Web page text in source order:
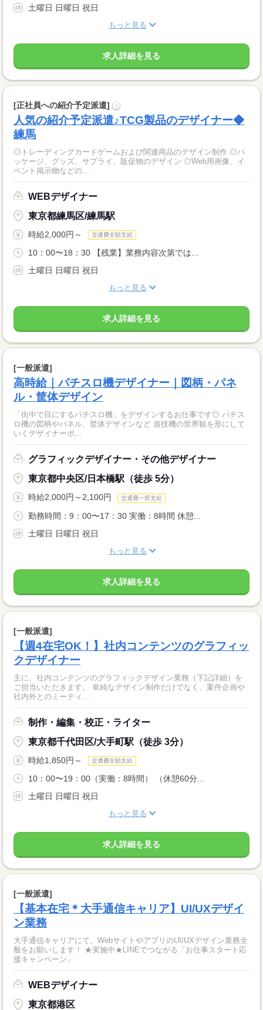
土曜日 日曜日 祝日
もっと見る
求人詳細を見る
[正社員への紹介予定派遣] ?
人気の紹介予定派遣♪TCG製品のデザイナー◆
練馬
◎トレーディングカードゲームおよび関連商品のデザイン制作 ◎パ
ッケージ、グッズ、サプライ、販促物のデザイン ◎Web用画像、イ
ベント掲示物などの...
WEBデザイナー
東京都練馬区/練馬駅
時給2,000円～ 交通費全額支給
10：00〜18：30 【残業】業務内容次第では...
土曜日 日曜日 祝日
もっと見る
求人詳細を見る
[一般派遣]
高時給｜パチスロ機デザイナー｜図柄・パネ
ル・筐体デザイン
「街中で目にするパチスロ機」をデザインするお仕事です◎ パチス
ロ機の図柄やパネル、筐体デザインなど 遊技機の世界観を形にして
いくデザイナーポ...
グラフィックデザイナー・その他デザイナー
東京都中央区/日本橋駅（徒歩 5分）
時給2,000円～2,100円 交通費一部支給
勤務時間：9：00〜17：30 実働：8時間 休憩...
土曜日 日曜日 祝日
もっと見る
求人詳細を見る
[一般派遣]
【週4在宅OK！】社内コンテンツのグラフィッ
クデザイナー
主に、社内コンテンツのグラフィックデザイン業務（下記詳細）を
ご担当いただきます。 単純なデザイン制作だけでなく、案件企画や
社内外とのミーティ...
制作・編集・校正・ライター
東京都千代田区/大手町駅（徒歩 3分）
時給1,850円～ 交通費全額支給
10：00〜19：00（実働：8時間） （休憩60分...
土曜日 日曜日 祝日
もっと見る
求人詳細を見る
[一般派遣]
【基本在宅＊大手通信キャリア】UI/UXデザイ
ン業務
大手通信キャリアにて、WebサイトやアプリのUI/UXデザイン業務全
般をお願いします！ ★実施中★LINEでつながる「お仕事スタート応
援キャンペーン」
WEBデザイナー
東京都港区